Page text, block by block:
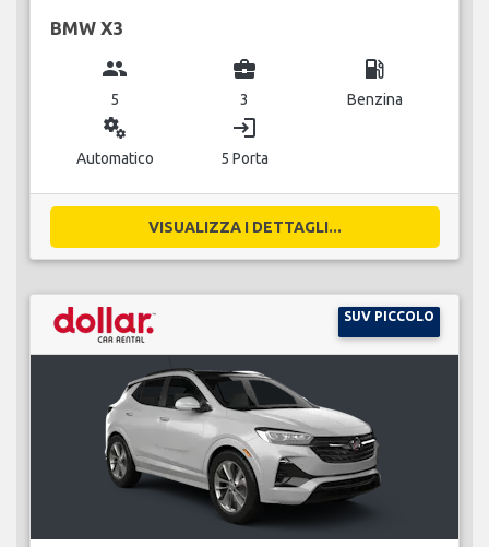
BMW X3
group
5
business_center
3
local_gas_station
Benzina
miscellaneous_services
Automatico
login
5 Porta
VISUALIZZA I DETTAGLI...
SUV PICCOLO